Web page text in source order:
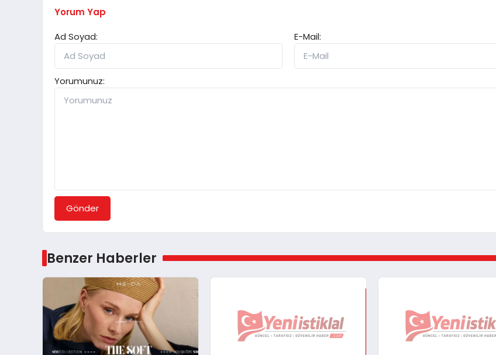
Yorum Yap
Ad Soyad:
E-Mail:
Yorumunuz:
Gönder
Benzer Haberler